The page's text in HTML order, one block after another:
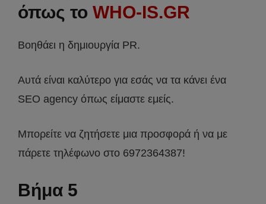
όπως το WHO-IS.GR
Βοηθάει η δημιουργία PR.
Αυτά είναι καλύτερο για εσάς να τα κάνει ένα
SEO agency όπως είμαστε εμείς.
Μπορείτε να ζητήσετε μια προσφορά ή να με
πάρετε τηλέφωνο στο 6972364387!
Βήμα 5